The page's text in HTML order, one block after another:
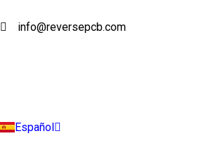
al
info@reversepcb.com
Español
English
Indonesia